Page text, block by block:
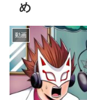
め
動画